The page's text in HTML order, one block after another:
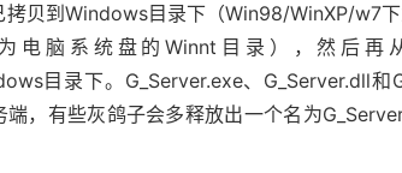
拷贝到Windows目录下（Win98/WinXP/w7
电脑系统盘的Winnt目录），然后再
目录下。G_Server.exe、G_Server.dll
，有些灰鸽子会多释放出一个名为